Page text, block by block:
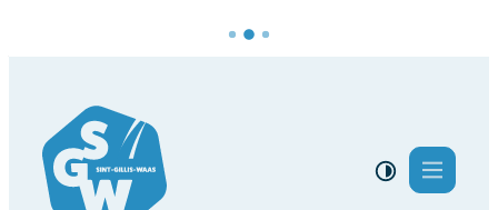
HoogMenu